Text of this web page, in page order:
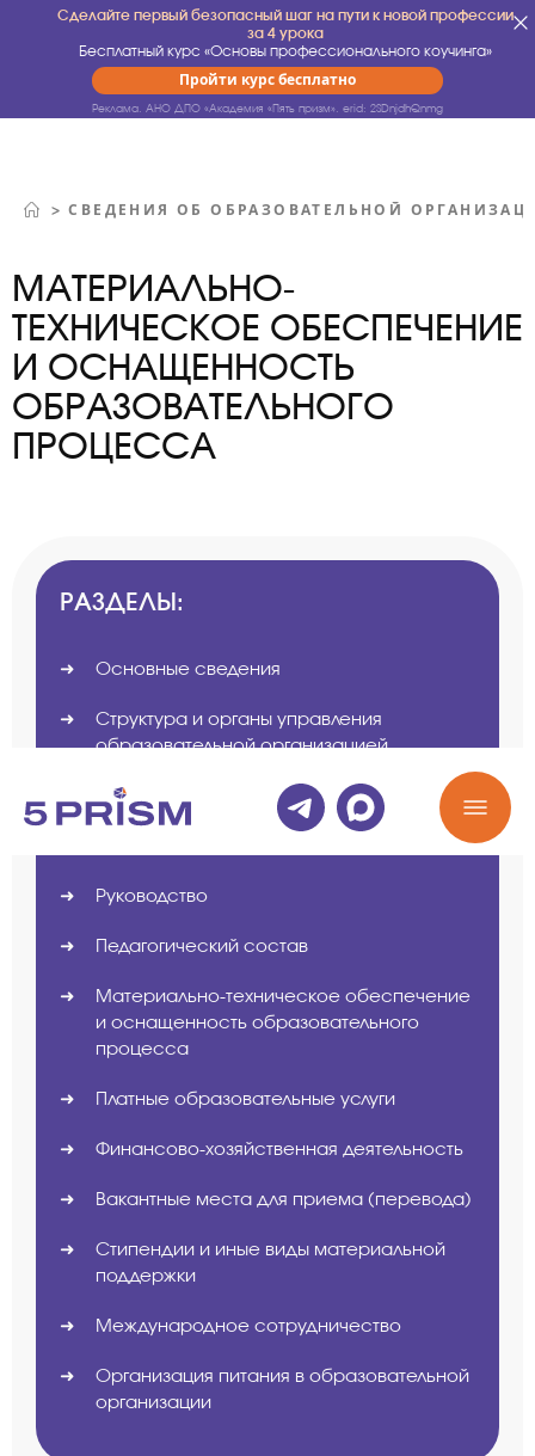
Сделайте первый безопасный шаг на пути к новой профессии
за 4 урока
Бесплатный курс «Основы профессионального коучинга»
Пройти курс бесплатно
Реклама. АНО ДПО «Академия «Пять призм». erid: 2SDnjdhQnmg
> СВЕДЕНИЯ ОБ ОБРАЗОВАТЕЛЬНОЙ
МАТЕРИАЛЬНО-
ТЕХНИЧЕСКОЕ ОБЕСПЕЧЕНИЕ
И ОСНАЩЕННОСТЬ
ОБРАЗОВАТЕЛЬНОГО
ПРОЦЕССА
РАЗДЕЛЫ:
Основные сведения
Структура и органы управления
образовательной организацией
Документы
Руководство
Педагогический состав
Материально-техническое обеспечение
и оснащенность образовательного
процесса
Платные образовательные услуги
Финансово-хозяйственная деятельность
Вакантные места для приема (перевода)
Стипендии и иные виды материальной
поддержки
Международное сотрудничество
Организация питания в образовательной
организации